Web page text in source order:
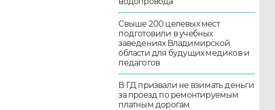
Свыше 200 целевых мест
подготовили в учебных
заведениях Владимирской
области для будущих медиков и
педагогов
В ГД призвали не взимать деньги
за проезд по ремонтируемым
платным дорогам